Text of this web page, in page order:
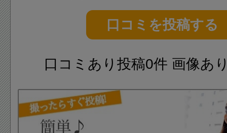
口コミを投稿する
口コミあり投稿0件 画像あ